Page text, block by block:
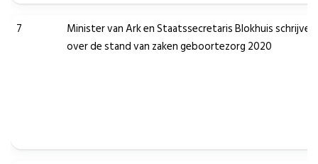
7
Minister van Ark en Staatssecretaris Blokhuis
over de stand van zaken geboortezorg 2020